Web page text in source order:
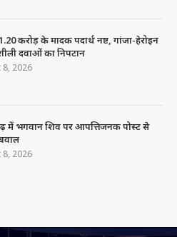
करोड़ के मादक पदार्थ नष्ट, गांजा-हेरोइन
दवाओं का निपटान
2026
में भगवान शिव पर आपत्तिजनक पोस्ट से
2026